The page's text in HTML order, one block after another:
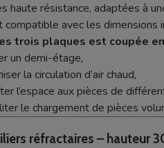
haute résistance, adaptées à
compatible avec les
trois plaques est coupée
un demi-étage,
la circulation d’air chaud,
l’espace aux pièces de
le chargement de pièces
réfractaires – hauteur